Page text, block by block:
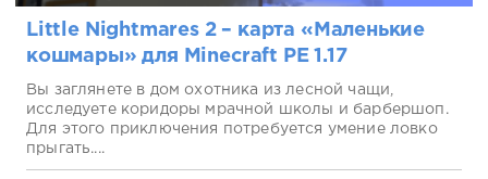
Little Nightmares 2 – карта «Маленькие
кошмары» для Minecraft PE 1.17
Вы заглянете в дом охотника из лесной чащи,
исследуете коридоры мрачной школы и барбершоп.
Для этого приключения потребуется умение ловко
прыгать....